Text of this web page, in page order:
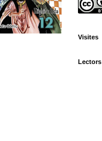
Visites
Lectors